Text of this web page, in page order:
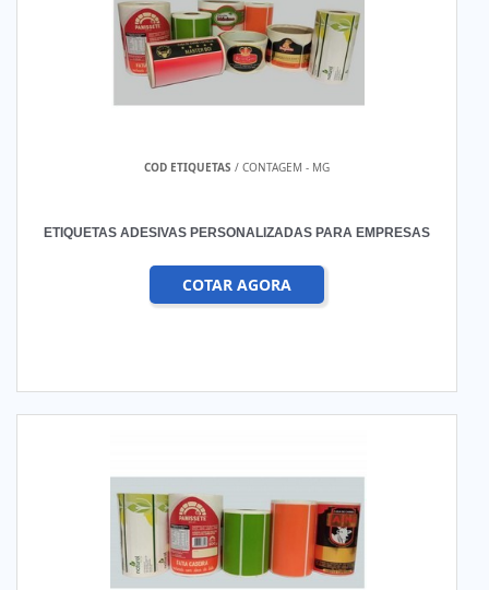
COD ETIQUETAS / CONTAGEM - MG
ETIQUETAS ADESIVAS PERSONALIZADAS PARA EMPRESAS
COTAR AGORA